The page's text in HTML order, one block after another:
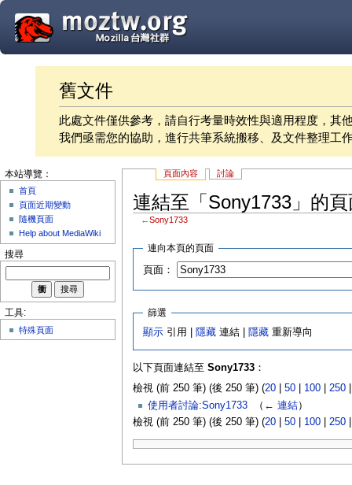
舊文件
此處文件僅供參考，請自行考量時效性與適用程度，其
我們亟需您的協助，進行共筆系統搬移、及文件整理工
頁面內容 討論
連結至「Sony1733」的頁
←Sony1733
連向本頁的頁面
頁面：
篩選
顯示 引用 | 隱藏 連結 | 隱藏 重新導向
以下頁面連結至 Sony1733：
檢視 (前 250 筆) (後 250 筆) (20| 50| 100| 250
使用者討論:Sony1733‎ （ ← 連結）
檢視 (前 250 筆) (後 250 筆) (20| 50| 100| 250
本站導覽：
首頁
頁面近期變動
隨機頁面
Help about MediaWiki
搜尋
工具:
特殊頁面